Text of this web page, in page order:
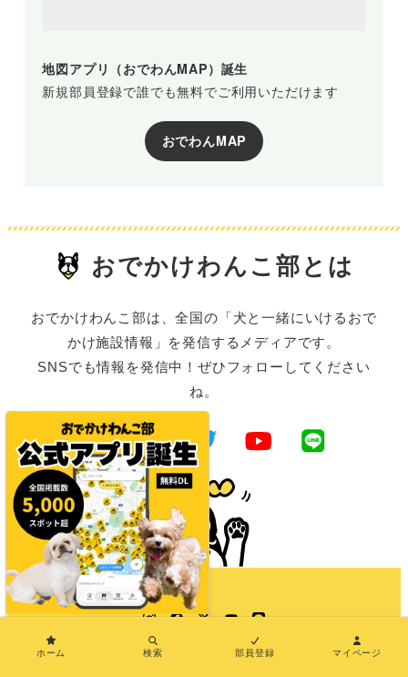
地図アプリ（おでわんMAP）誕生
新規部員登録で誰でも無料でご利用いただけます
おでわんMAP
おでかけわんこ部とは
おでかけわんこ部は、全国の「犬と一緒にいけるおで
かけ施設情報」を発信するメディアです。
SNSでも情報を発信中！ぜひフォローしてください
ね。
Instagram
Facebook
TwitterYouTube
LINE
ホーム 検索 部員登録 マイページ